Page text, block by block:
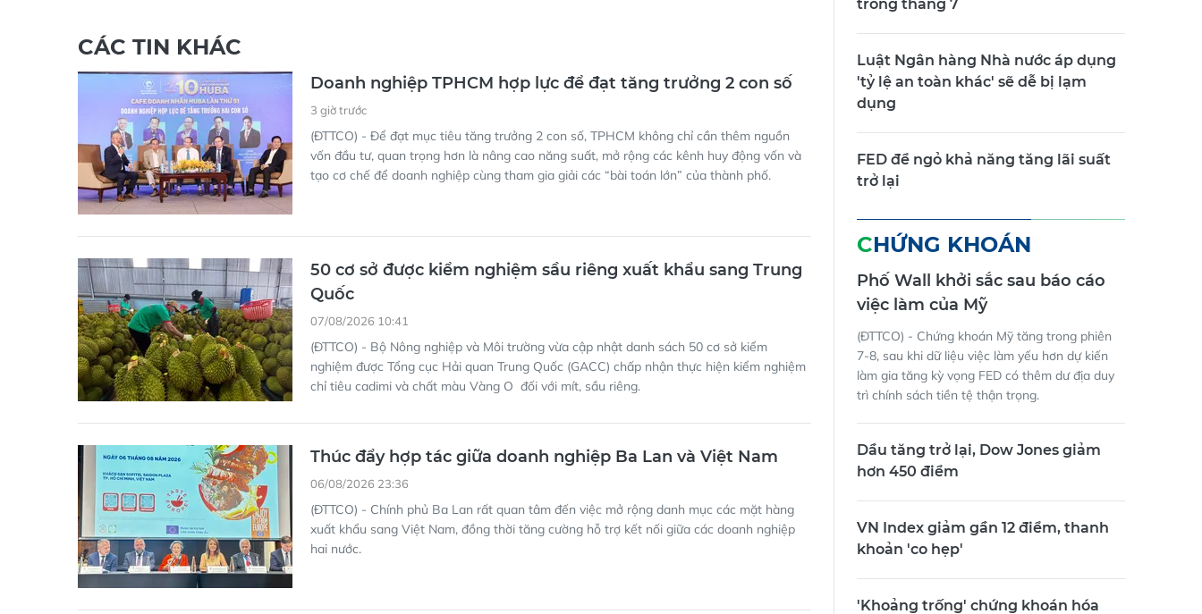
CÁC TIN KHÁC
Doanh nghiệp TPHCM hợp lực để đạt tăng trưởng 2 con số
3 giờ trước
(ĐTTCO) - Để đạt mục tiêu tăng trưởng 2 con số, TPHCM không chỉ cần thêm nguồn
vốn đầu tư, quan trọng hơn là nâng cao năng suất, mở rộng các kênh huy động vốn và
tạo cơ chế để doanh nghiệp cùng tham gia giải các “bài toán lớn” của thành phố.
50 cơ sở được kiểm nghiệm sầu riêng xuất khẩu sang Trung
Quốc
07/08/2026 10:41
(ĐTTCO) - Bộ Nông nghiệp và Môi trường vừa cập nhật danh sách 50 cơ sở kiểm
nghiệm được Tổng cục Hải quan Trung Quốc (GACC) chấp nhận thực hiện kiểm nghiệm
chỉ tiêu cadimi và chất màu Vàng O đối với mít, sầu riêng.
Thúc đẩy hợp tác giữa doanh nghiệp Ba Lan và Việt Nam
06/08/2026 23:36
(ĐTTCO) - Chính phủ Ba Lan rất quan tâm đến việc mở rộng danh mục các mặt hàng
xuất khẩu sang Việt Nam, đồng thời tăng cường hỗ trợ kết nối giữa các doanh nghiệp
hai nước.
trong tháng 7
Luật Ngân hàng Nhà nước áp dụng
'tỷ lệ an toàn khác' sẽ dễ bị lạm
dụng
FED để ngỏ khả năng tăng lãi suất
trở lại
CHỨNG KHOÁN
Phố Wall khởi sắc sau báo cáo
việc làm của Mỹ
(ĐTTCO) - Chứng khoán Mỹ tăng trong phiên
7-8, sau khi dữ liệu việc làm yếu hơn dự kiến
làm gia tăng kỳ vọng FED có thêm dư địa duy
trì chính sách tiền tệ thận trọng.
Dầu tăng trở lại, Dow Jones giảm
hơn 450 điểm
VN Index giảm gần 12 điểm, thanh
khoản 'co hẹp'
'Khoảng trống' chứng khoán hóa